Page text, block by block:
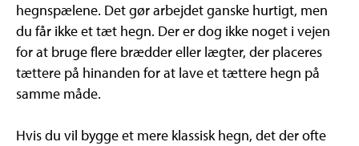
hegnspælene. Det gør arbejdet ganske hurtigt, men
du får ikke et tæt hegn. Der er dog ikke noget i vejen
for at bruge flere brædder eller lægter, der placeres
tættere på hinanden for at lave et tættere hegn på
samme måde.
Hvis du vil bygge et mere klassisk hegn, det der ofte